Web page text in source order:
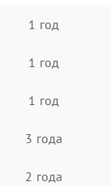
1 год
1 год
1 год
3 года
2 года